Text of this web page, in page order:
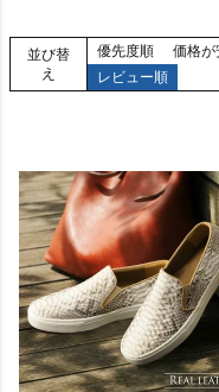
並び替
え
優先度順 価格が
レビュー順